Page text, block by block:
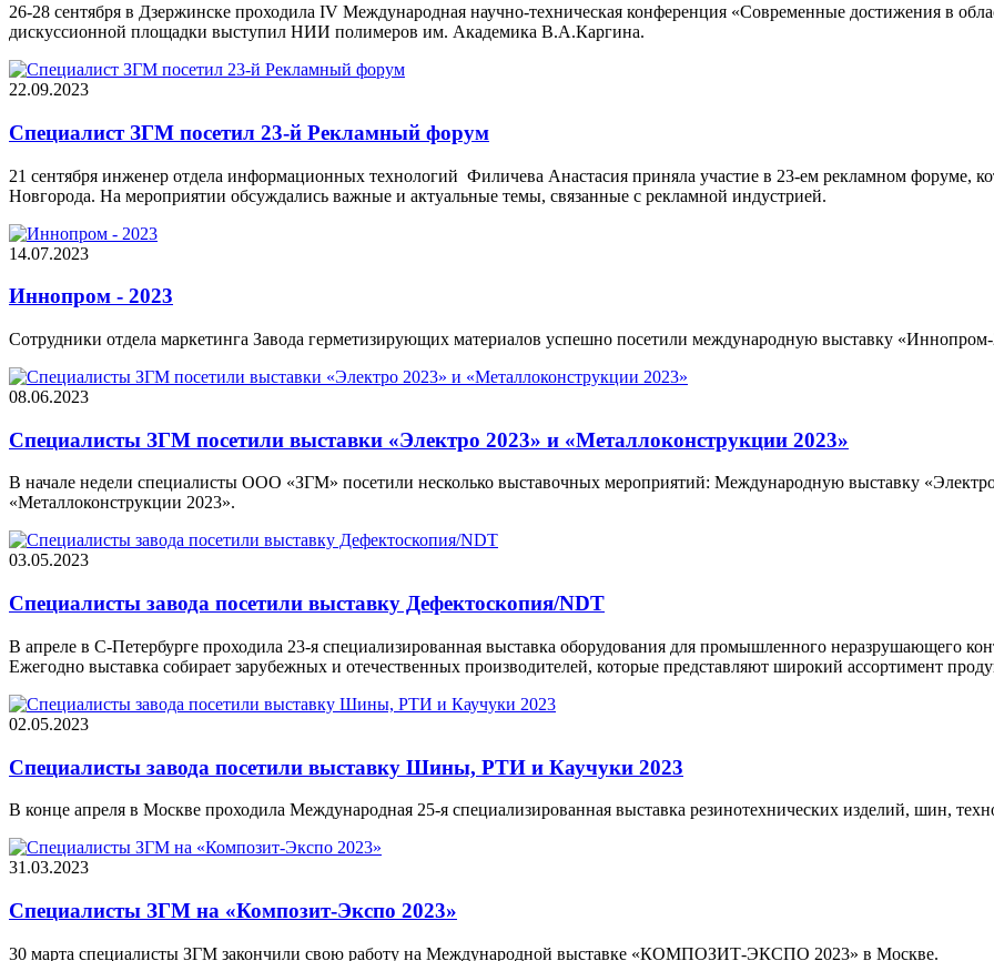
26-28 сентября в Дзержинске проходила IV Международная научно-техническая конференция «Современные достижения в
дискуссионной площадки выступил НИИ полимеров им. Академика В.А.Каргина.
22.09.2023
Специалист ЗГМ посетил 23-й Рекламный форум
21 сентября инженер отдела информационных технологий Филичева Анастасия приняла участие в 23-ем рекламном форуме,
Новгорода. На мероприятии обсуждались важные и актуальные темы, связанные с рекламной индустрией.
14.07.2023
Иннопром - 2023
Сотрудники отдела маркетинга Завода герметизирующих материалов успешно посетили международную выставку
08.06.2023
Специалисты ЗГМ посетили выставки «Электро 2023» и «Металлоконструкции 2023»
В начале недели специалисты ООО «ЗГМ» посетили несколько выставочных мероприятий: Международную выставку
«Металлоконструкции 2023».
03.05.2023
Специалисты завода посетили выставку Дефектоскопия/NDT
В апреле в С-Петербурге проходила 23-я специализированная выставка оборудования для промышленного неразрушающего
Ежегодно выставка собирает зарубежных и отечественных производителей, которые представляют широкий ассортимент
02.05.2023
Специалисты завода посетили выставку Шины, РТИ и Каучуки 2023
В конце апреля в Москве проходила Международная 25-я специализированная выставка резинотехнических изделий, шин,
31.03.2023
Специалисты ЗГМ на «Композит-Экспо 2023»
30 марта специалисты ЗГМ закончили свою работу на Международной выставке «КОМПОЗИТ-ЭКСПО 2023» в Москве.